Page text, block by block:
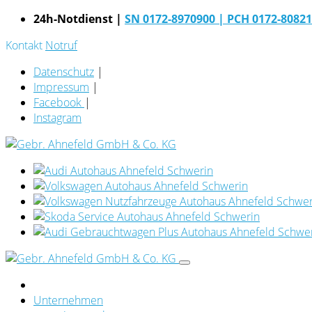
24h-Notdienst | SN 0172-8970900 | PCH 0172-
Kontakt Notruf
Datenschutz |
Impressum |
Facebook |
Instagram
Unternehmen